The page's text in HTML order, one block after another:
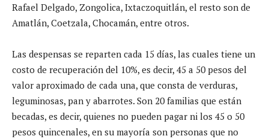
Rafael Delgado, Zongolica, Ixtaczoquitlán, el resto son de
Amatlán, Coetzala, Chocamán, entre otros.
Las despensas se reparten cada 15 días, las cuales tiene un
costo de recuperación del 10%, es decir, 45 a 50 pesos del
valor aproximado de cada una, que consta de verduras,
leguminosas, pan y abarrotes. Son 20 familias que están
becadas, es decir, quienes no pueden pagar ni los 45 o 50
pesos quincenales, en su mayoría son personas que no